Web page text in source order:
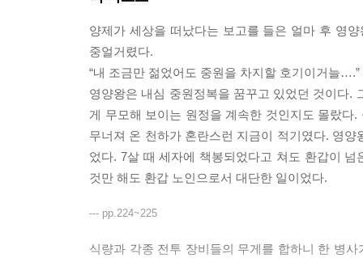
양제가 세상을 떠났다는 보고를 들은 얼마 후 영
중얼거렸다.
“내 조금만 젊었어도 중원을 차지할 호기이거늘….”
영양왕은 내심 중원정복을 꿈꾸고 있었던 것이다.
게 무모해 보이는 원정을 계속한 것인지도 몰랐
무너져 온 천하가 혼란스런 지금이 적기였다. 영
었다. 7살 때 세자에 책봉되었다고 쳐도 환갑이
것만 해도 환갑 노인으로서 대단한 일이었다.
--- pp.224~225
식량과 각종 전투 장비들의 무게를 합하니 한 병